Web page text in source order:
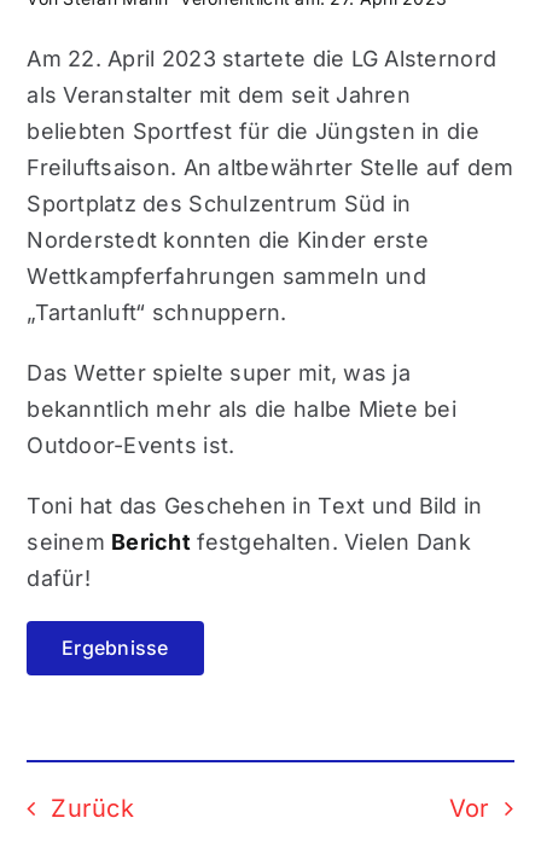
Am 22. April 2023 startete die LG Alsternord
als Veranstalter mit dem seit Jahren
beliebten Sportfest für die Jüngsten in die
Freiluftsaison. An altbewährter Stelle auf dem
Sportplatz des Schulzentrum Süd in
Norderstedt konnten die Kinder erste
Wettkampferfahrungen sammeln und
„Tartanluft“ schnuppern.
Das Wetter spielte super mit, was ja
bekanntlich mehr als die halbe Miete bei
Outdoor-Events ist.
Toni hat das Geschehen in Text und Bild in
seinem Bericht festgehalten. Vielen Dank
dafür!
Ergebnisse
Zurück Vor